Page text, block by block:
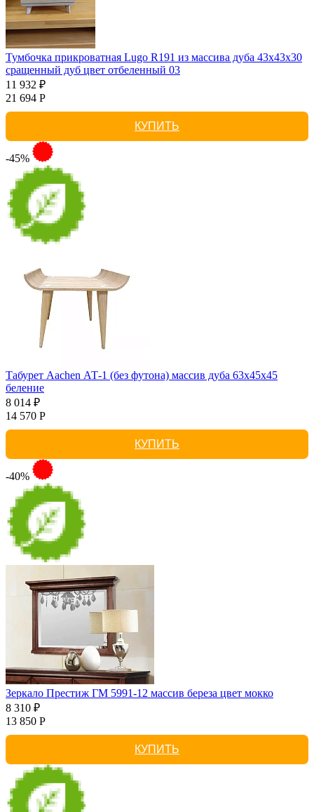
Тумбочка прикроватная Lugo R191 из массива дуба 43х43х30
сращенный дуб цвет отбеленный 03
11 932 ₽
21 694 Р
КУПИТЬ
-45%
Табурет Aachen АТ-1 (без футона) массив дуба 63х45х45
беление
8 014 ₽
14 570 Р
КУПИТЬ
-40%
Зеркало Престиж ГМ 5991-12 массив береза цвет мокко
8 310 ₽
13 850 Р
КУПИТЬ